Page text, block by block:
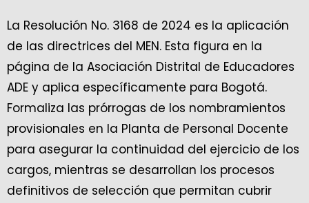
La Resolución No. 3168 de 2024 es la aplicación
de las directrices del MEN. Esta figura en la
página de la Asociación Distrital de Educadores
ADE y aplica específicamente para Bogotá.
Formaliza las prórrogas de los nombramientos
provisionales en la Planta de Personal Docente
para asegurar la continuidad del ejercicio de los
cargos, mientras se desarrollan los procesos
definitivos de selección que permitan cubrir